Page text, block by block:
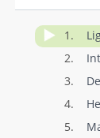
1.
2.
3.
4.
5.